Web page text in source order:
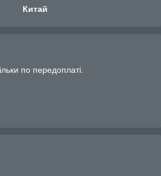
Китай
по передоплаті.